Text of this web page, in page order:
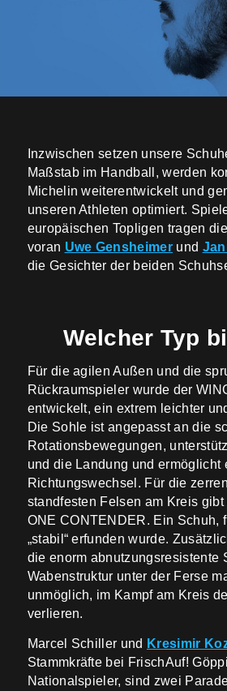
Inzwischen setzen unsere
Maßstab im Handball, werden
Michelin weiterentwickelt und
unseren Athleten optimiert.
europäischen Topligen tragen
voran Uwe Gensheimer und
die Gesichter der beiden
Welcher Typ
Für die agilen Außen und die
Rückraumspieler wurde der
entwickelt, ein extrem leichter
Die Sohle ist angepasst an die
Rotationsbewegungen,
und die Landung und ermöglicht
Richtungswechsel. Für die
standfesten Felsen am Kreis gibt
ONE CONTENDER. Ein Schuh,
„stabil“ erfunden wurde.
die enorm abnutzungsresistente
Wabenstruktur unter der Ferse
unmöglich, im Kampf am Kreis
verlieren.
Marcel Schiller und Kresimir
Stammkräfte bei FrischAuf!
Nationalspieler, sind zwei